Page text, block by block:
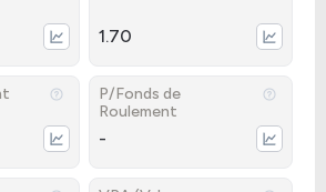
1.70
P/Fonds de
Roulement
-